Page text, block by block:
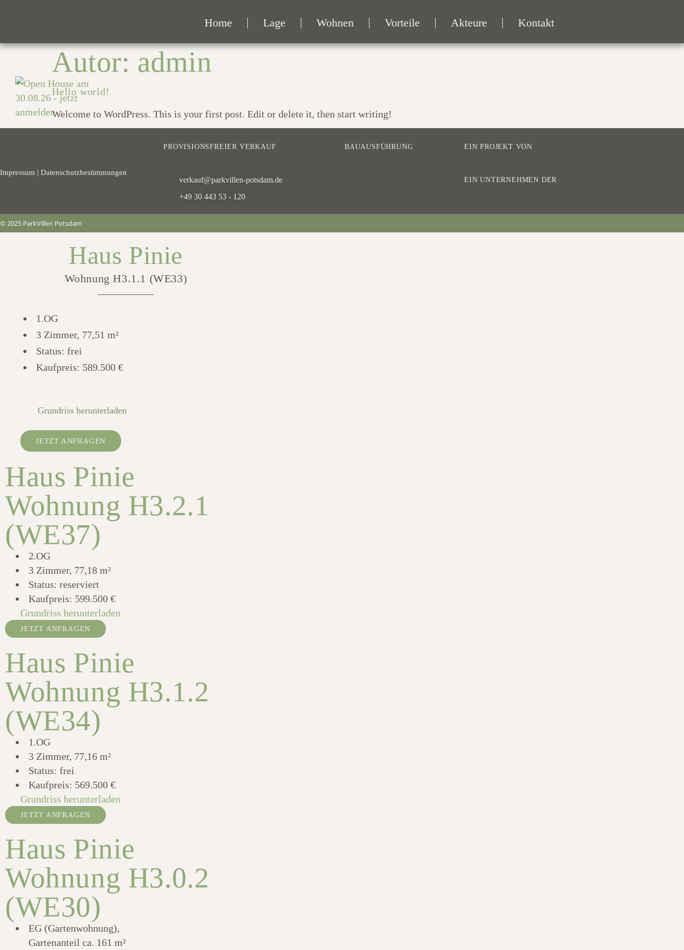
Home Lage Wohnen Vorteile Akteure Kontakt
Autor: admin
Hello world!
Welcome to WordPress. This is your first post. Edit or delete it, then start writing!
Impressum | Datenschutzbestimmungen
PROVISIONSFREIER VERKAUF
verkauf@parkvillen-potsdam.de
+49 30 443 53 - 120
BAUAUSFÜHRUNG EIN PROJEKT VON
EIN UNTERNEHMEN DER
© 2025 ParkVillen Potsdam
Haus Pinie
Wohnung H3.1.1 (WE33)
1.OG
3 Zimmer, 77,51 m²
Status: frei
Kaufpreis: 589.500 €
Grundriss herunterladen
JETZT ANFRAGEN
Haus Pinie
Wohnung H3.2.1
(WE37)
2.OG
3 Zimmer, 77,18 m²
Status: reserviert
Kaufpreis: 599.500 €
Grundriss herunterladen
JETZT ANFRAGEN
Haus Pinie
Wohnung H3.1.2
(WE34)
1.OG
3 Zimmer, 77,16 m²
Status: frei
Kaufpreis: 569.500 €
Grundriss herunterladen
JETZT ANFRAGEN
Haus Pinie
Wohnung H3.0.2
(WE30)
EG (Gartenwohnung),
Gartenanteil ca. 161 m²